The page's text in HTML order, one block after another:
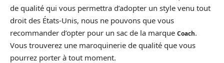
de qualité qui vous permettra d’adopter un style venu tout
droit des États-Unis, nous ne pouvons que vous
recommander d’opter pour un sac de la marque Coach.
Vous trouverez une maroquinerie de qualité que vous
pourrez porter à tout moment.